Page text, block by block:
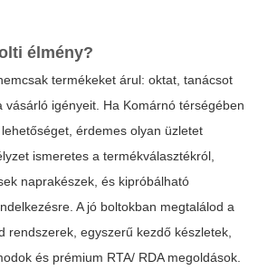
élmény?
termékeket árul: oktat, tanácsot
vásárló igényeit. Ha Komárnó térségében
lehetőséget, érdemes olyan üzletet
ismeretes a termékválasztékról,
naprakészek, és kipróbálható
A jó boltokban megtalálod a
rendszerek, egyszerű kezdő készletek,
és prémium RTA/ RDA megoldások.